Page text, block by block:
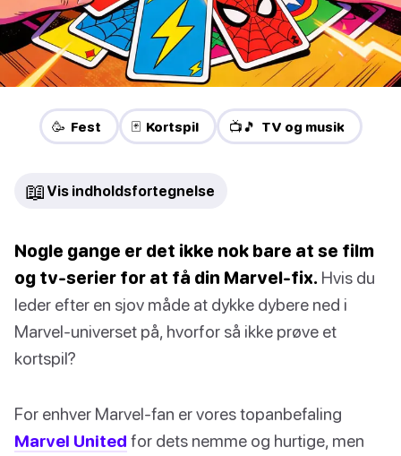
🥳 Fest 🃏 Kortspil 📺🎵 TV og musik
📖 Vis indholdsfortegnelse
Nogle gange er det ikke nok bare at se film
og tv-serier for at få din Marvel-fix. Hvis du
leder efter en sjov måde at dykke dybere ned i
Marvel-universet på, hvorfor så ikke prøve et
kortspil?
For enhver Marvel-fan er vores topanbefaling
Marvel United for dets nemme og hurtige, men